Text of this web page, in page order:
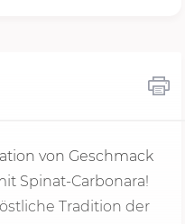
von Geschmack
Spinat-Carbonara!
Tradition der